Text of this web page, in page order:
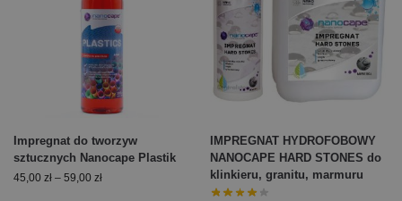
Impregnat do tworzyw
sztucznych Nanocape Plastik
45,00 zł – 59,00 zł
IMPREGNAT HYDROFOBOWY
NANOCAPE HARD STONES do
klinkieru, granitu, marmuru